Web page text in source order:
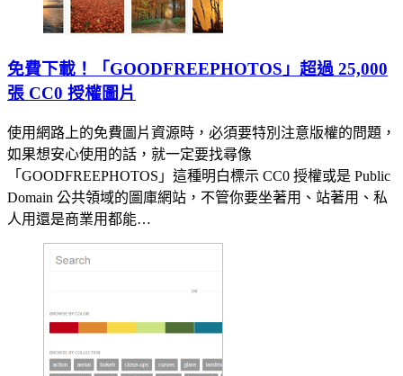
免費下載！「GOODFREEPHOTOS」超過 25,000
張 CC0 授權圖片
使用網路上的免費圖片資源時，必須要特別注意版權的問題，
如果想安心使用的話，就一定要找尋像
「GOODFREEPHOTOS」這種明白標示 CC0 授權或是 Public
Domain 公共領域的圖庫網站，不管你要坐著用、站著用、私
人用還是商業用都能…